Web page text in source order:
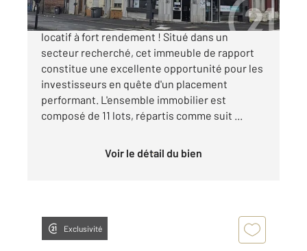
SPECIAL INVESTISSEUR Investissement
locatif à fort rendement ! Situé dans un
secteur recherché, cet immeuble de rapport
constitue une excellente opportunité pour les
investisseurs en quête d'un placement
performant. L'ensemble immobilier est
composé de 11 lots, répartis comme suit ...
Voir le détail du bien
Exclusivité